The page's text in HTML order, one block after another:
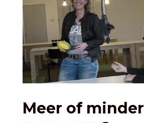
Meer of minder